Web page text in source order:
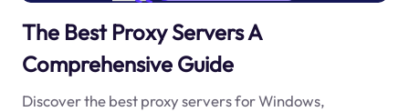
The Best Proxy Servers A
Comprehensive Guide
Discover the best proxy servers for Windows,